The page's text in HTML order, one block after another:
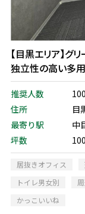
【目黒エリア】グ
独立性の高い多
推奨人数
住所
目
最寄り駅
中
坪数
居抜きオフィス
トイレ男女別
かっこいいね